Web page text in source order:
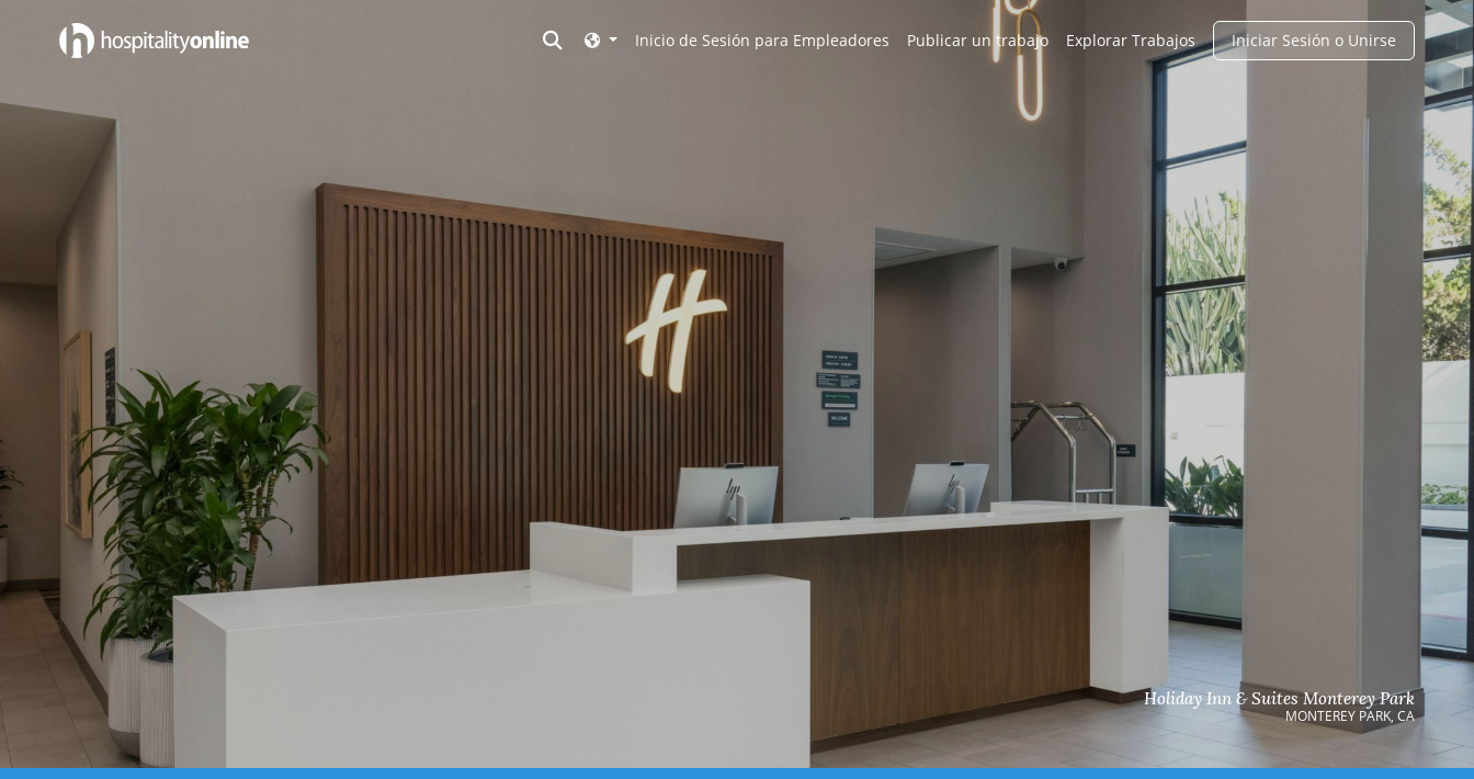
Inicio de Sesión para Empleadores Explorar Trabajos
Publicar un trabajo Iniciar Sesión o Unirse
Holiday Inn & Suites Monterey Park
MONTEREY PARK, CA
Empleos cerca Los Angeles, CA